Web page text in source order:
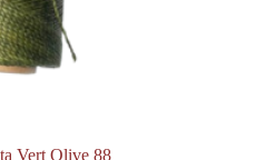
Vert Olive 88